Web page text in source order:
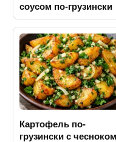
соусом по-грузински
Картофель по-
грузински с